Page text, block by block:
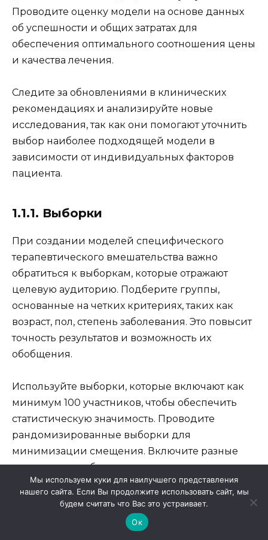
Проводите оценку модели на основе данных
об успешности и общих затратах для
обеспечения оптимального соотношения цены
и качества лечения.
Следите за обновлениями в клинических
рекомендациях и анализируйте новые
исследования, так как они помогают уточнить
выбор наиболее подходящей модели в
зависимости от индивидуальных факторов
пациента.
1.1.1. Выборки
При создании моделей специфического
терапевтического вмешательства важно
обратиться к выборкам, которые отражают
целевую аудиторию. Подберите группы,
основанные на четких критериях, таких как
возраст, пол, степень заболевания. Это повысит
точность результатов и возможность их
обобщения.
Используйте выборки, которые включают как
минимум 100 участников, чтобы обеспечить
статистическую значимость. Проводите
рандомизированные выборки для
минимизации смещения. Включите разные
подгруппы, чтобы изучить влияние
специфических факторов на результаты
вмешательства.
Формируйте контрольные группы для
Мы используем куки для наилучшего представления
нашего сайта. Если Вы продолжите использовать сайт, мы
будем считать что Вас это устраивает.
Ок